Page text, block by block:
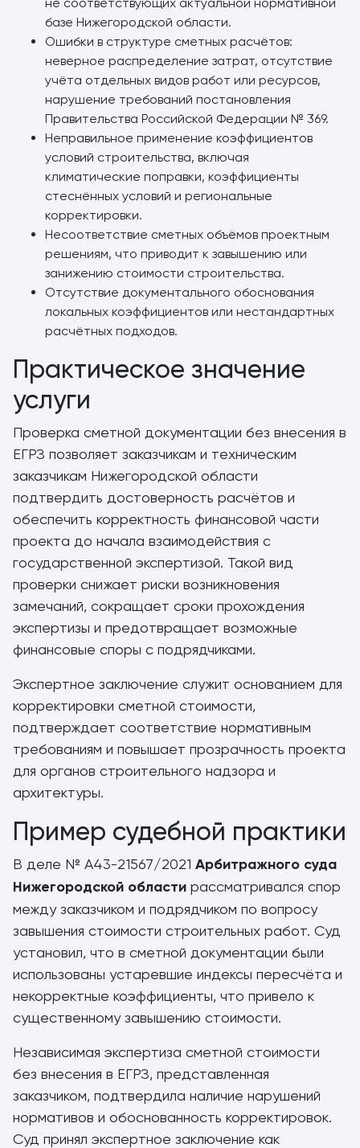
базе Нижегородской области.
Ошибки в структуре сметных расчётов:
неверное распределение затрат, отсутствие
учёта отдельных видов работ или ресурсов,
нарушение требований постановления
Правительства Российской Федерации № 369.
Неправильное применение коэффициентов
условий строительства, включая
климатические поправки, коэффициенты
стеснённых условий и региональные
корректировки.
Несоответствие сметных объёмов проектным
решениям, что приводит к завышению или
занижению стоимости строительства.
Отсутствие документального обоснования
локальных коэффициентов или нестандартных
расчётных подходов.
Практическое значение
услуги
Проверка сметной документации без внесения в
ЕГРЗ позволяет заказчикам и техническим
заказчикам Нижегородской области
подтвердить достоверность расчётов и
обеспечить корректность финансовой части
проекта до начала взаимодействия с
государственной экспертизой. Такой вид
проверки снижает риски возникновения
замечаний, сокращает сроки прохождения
экспертизы и предотвращает возможные
финансовые споры с подрядчиками.
Экспертное заключение служит основанием для
корректировки сметной стоимости,
подтверждает соответствие нормативным
требованиям и повышает прозрачность проекта
для органов строительного надзора и
архитектуры.
Пример судебной практики
В деле № А43-21567/2021 Арбитражного суда
Нижегородской области рассматривался спор
между заказчиком и подрядчиком по вопросу
завышения стоимости строительных работ. Суд
установил, что в сметной документации были
использованы устаревшие индексы пересчёта и
некорректные коэффициенты, что привело к
существенному завышению стоимости.
Независимая экспертиза сметной стоимости
без внесения в ЕГРЗ, представленная
заказчиком, подтвердила наличие нарушений
нормативов и обоснованность корректировок.
Суд принял экспертное заключение как